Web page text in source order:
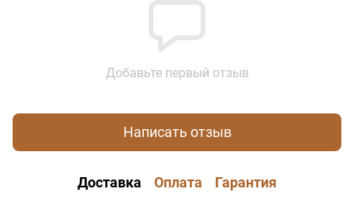
Добавьте первый отзыв
Написать отзыв
Доставка Оплата Гарантия